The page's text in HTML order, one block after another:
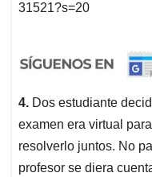
31521?s=20
4. Dos estudiante
examen era virtual
resolverlo juntos. No
profesor se diera